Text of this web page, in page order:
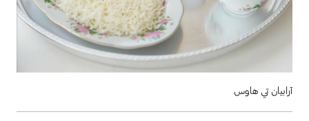
آرابيان تي هاوس